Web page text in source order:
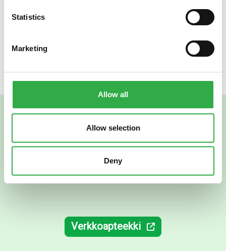
Statistics
Marketing
Allow all
Allow selection
Deny
hakeanoutolokerikostamme
Kauppakortteli Pekurin
käytävältä silloin kuin sinulle sopii tai valita sopivan
toimitusvaihtoehdon verkosta. Tervetuloa ostoksille!
Verkkoapteekki